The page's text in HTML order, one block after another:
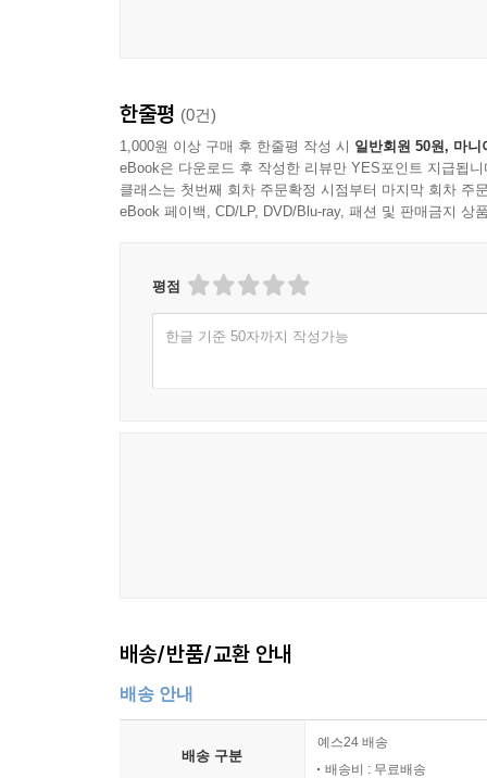
한줄평 (0건)
1,000원 이상 구매 후 한줄평 작성 시 일반회원 50원, 마니
eBook은 다운로드 후 작성한 리뷰만 YES포인트 지급됩니
클래스는 첫번째 회차 주문확정 시점부터 마지막 회차 주
eBook 페이백, CD/LP, DVD/Blu-ray, 패션 및 판매금지 상
평점
한글 기준 50자까지 작성가능
배송/반품/교환 안내
배송 안내
배송 구분
예스24 배송
배송비 : 무료배송